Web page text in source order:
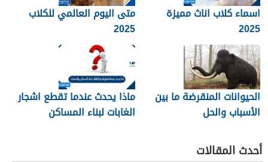
اسماء كلاب اناث مميزة
2025
متى اليوم العالمي للكلاب
2025
الحيوانات المنقرضة ما بين
الأسباب والحل
ماذا يحدث عندما تقطع اشجار
الغابات لبناء المساكن
أحدث المقالات